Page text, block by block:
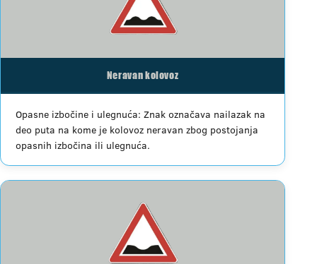
Neravan kolovoz
Opasne izbočine i ulegnuća: Znak označava nailazak na
deo puta na kome je kolovoz neravan zbog postojanja
opasnih izbočina ili ulegnuća.